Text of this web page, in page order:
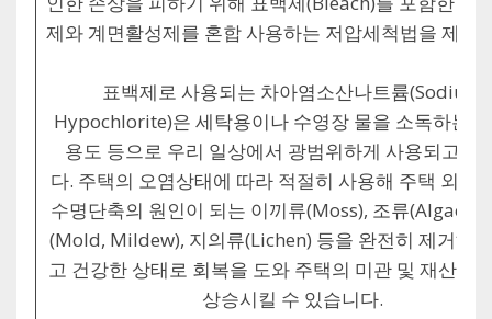
제와 계면활성제를 혼합 사용하는 저압세척법을 제공
표백제로 사용되는 차아염소산나트륨(Sodium
Hypochlorite)은 세탁용이나 수영장 물을 소독하는
용도 등으로 우리 일상에서 광범위하게 사용되고 있
다. 주택의 오염상태에 따라 적절히 사용해 주택 외관
수명단축의 원인이 되는 이끼류(Moss), 조류(Algae),
(Mold, Mildew), 지의류(Lichen) 등을 완전히 제거해
고 건강한 상태로 회복을 도와 주택의 미관 및 재산적
상승시킬 수 있습니다.